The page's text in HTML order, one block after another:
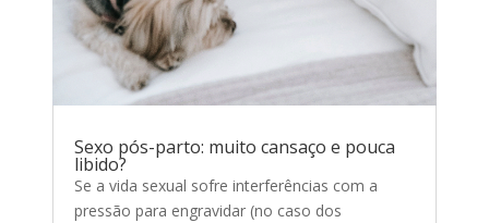
Sexo pós-parto: muito cansaço e pouca
libido?
Se a vida sexual sofre interferências com a
pressão para engravidar (no caso dos